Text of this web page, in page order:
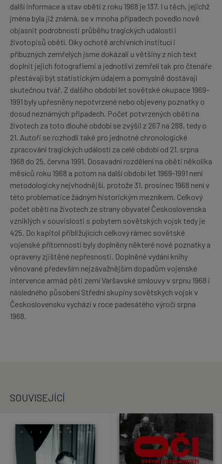
další informace a stav obětí z roku 1968 je 137. I u těch, jejichž
jména byla již známá, se v mnoha případech povedlo nově
objasnit podrobnosti průběhu tragických událostí i
životopisů obětí. Díky ochotě archivních institucí i
příbuzných zemřelých jsme dokázali u většiny z nich text
doplnit jejich fotografiemi a jednotliví zemřelí tak pro čtenáře
přestávají být statistickým údajem a pomyslně dostávají
skutečnou tvář. Z dalšího období let sovětské okupace 1969–
1991 byly upřesněny nepotvrzené nebo objeveny poznatky o
dosud neznámých případech. Počet potvrzených obětí na
životech za toto dlouhé období se zvýšil z 267 na 288, tedy o
21. Autoři se rozhodli také pro jednotné chronologické
zpracování tragických událostí za celé období od 21. srpna
1968 do 25. června 1991. Dosavadní rozdělení na oběti několika
měsíců roku 1968 a potom na další období let 1969-1991 není
metodologicky nejvhodnější, protože 31. prosinec 1968 není v
této problematice žádným historickým mezníkem. Celkový
počet obětí na životech ze strany obyvatel Československa
vzniklých v souvislosti s pobytem sovětských vojsk tedy je
425. Do kapitol přibližujících celkový rámec sovětské
vojenské přítomnosti byly doplněny některé nové poznatky a
opraveny zjištěné nepřesnosti. Doplněné vydání knihy
věnované především nejzávažnějším dopadům vojenské
intervence armád pěti zemí Varšavské smlouvy v srpnu 1968 i
následného působení Střední skupiny sovětských vojsk v
Československu vychází v roce padesátého výročí srpna
1968.
SOUVISEJÍCÍ